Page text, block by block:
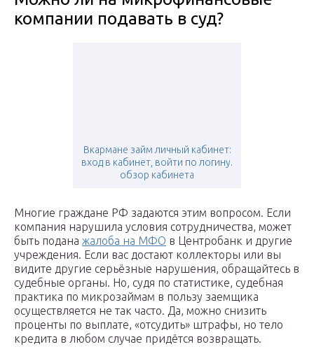
компании подавать в суд?
Вкармане займ личный кабинет:
вход в кабинет, войти по логину.
обзор кабинета
Многие граждане РФ задаются этим вопросом. Если
компания нарушила условия сотрудничества, может
быть подана жалоба на МФО в Центробанк и другие
учреждения. Если вас достают коллекторы или вы
видите другие серьёзные нарушения, обращайтесь в
судебные органы. Но, судя по статистике, судебная
практика по микрозаймам в пользу заемщика
осуществляется не так часто. Да, можно снизить
проценты по выплате, «отсудить» штрафы, но тело
кредита в любом случае придётся возвращать.